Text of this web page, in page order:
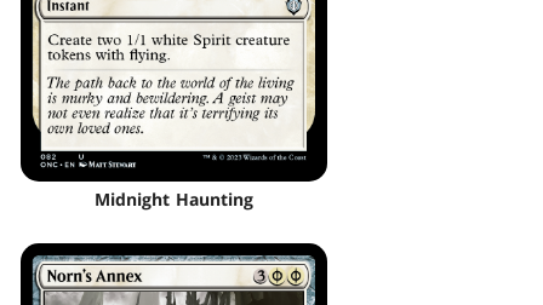
Midnight Haunting